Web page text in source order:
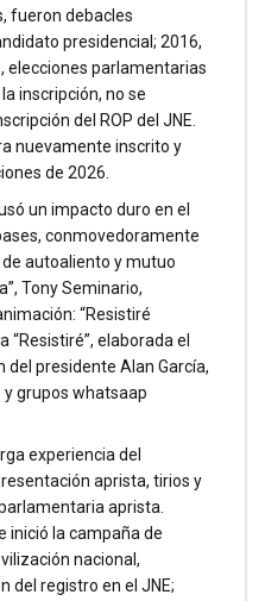
fueron debacles
presidencial; 2016,
elecciones parlamentarias
inscripción, no se
del ROP del JNE.
nuevamente inscrito y
de 2026.
un impacto duro en el
conmovedoramente
autoaliento y mutuo
Tony Seminario,
“Resistiré
“Resistiré”, elaborada el
del presidente Alan García,
grupos whatsaap
experiencia del
aprista, tirios y
aprista.
inició la campaña de
nacional,
del registro en el JNE;